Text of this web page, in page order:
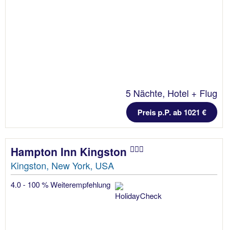
5 Nächte, Hotel + Flug
Preis p.P. ab 1021 €
Hampton Inn Kingston
Kingston, New York, USA
4.0 - 100 % Weiterempfehlung